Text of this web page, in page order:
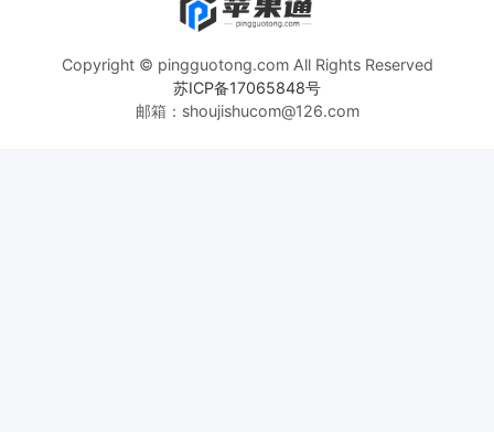
Copyright © pingguotong.com All Rights Reserved
苏ICP备17065848号
邮箱：shoujishucom@126.com